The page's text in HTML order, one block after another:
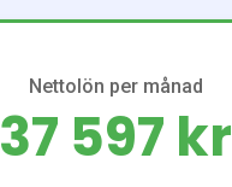
Nettolön per månad
37 597 kr